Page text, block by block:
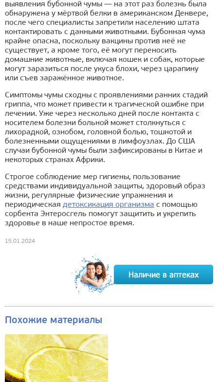
выявления бубонной чумы — на этот раз болезнь была
обнаружена у мёртвой белки в американском Денвере,
после чего специалисты запретили населению штата
контактировать с данными животными. Бубонная чума
крайне опасна, поскольку вакцины против неё не
существует, а кроме того, её могут переносить
домашние животные, включая кошек и собак, которые
могут заразиться после укуса блохи, через царапину
или съев заражённое животное.
Симптомы чумы сходны с проявлениями ранних стадий
гриппа, что может привести к трагической ошибке при
лечении. Уже через несколько дней после контакта с
носителем болезни больной может столкнуться с
лихорадкой, ознобом, головной болью, тошнотой и
болезненными ощущениями в лимфоузлах. До США
случаи бубонной чумы были зафиксированы в Китае и
некоторых странах Африки.
Строгое соблюдение мер гигиены, пользование
средствами индивидуальной защиты, здоровый образ
жизни, регулярные физические упражнения и
периодическая детоксикация организма с помощью
сорбента Энтеросгель помогут защитить и укрепить
здоровье в наше непростое время.
15.01.2024
Похожие материалы